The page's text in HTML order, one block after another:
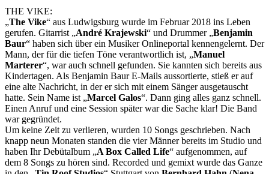
THE VIKE:
„The Vike“ aus Ludwigsburg wurde im Februar 2018 ins Leben
gerufen. Gitarrist „André Krajewski“ und Drummer „Benjamin
Baur“ haben sich über ein Musiker Onlineportal kennengelernt. Der
Mann, der für die tiefen Töne verantwortlich ist, „Manuel
Marterer“, war auch schnell gefunden. Sie kannten sich bereits aus
Kindertagen. Als Benjamin Baur E-Mails aussortierte, stieß er auf
eine alte Nachricht, in der er sich mit einem Sänger ausgetauscht
hatte. Sein Name ist „Marcel Galos“. Dann ging alles ganz schnell.
Einen Anruf und eine Session später war die Sache klar! Die Band
war gegründet.
Um keine Zeit zu verlieren, wurden 10 Songs geschrieben. Nach
knapp neun Monaten standen die vier Männer bereits im Studio und
haben Ihr Debütalbum „A Box Called Life“ aufgenommen, auf
dem 8 Songs zu hören sind. Recorded und gemixt wurde das Ganze